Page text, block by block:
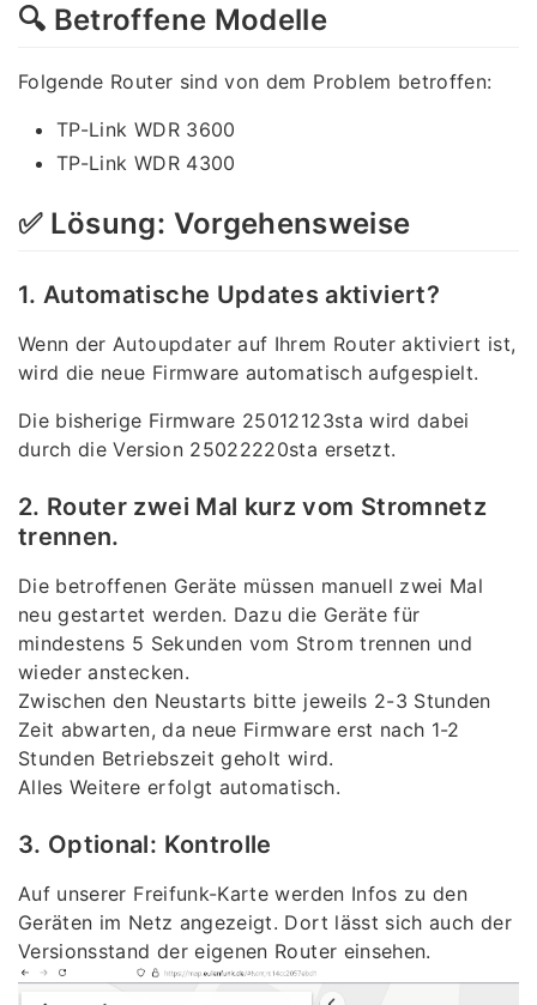
🔍 Betroffene Modelle
Folgende Router sind von dem Problem betroffen:
TP-Link WDR 3600
TP-Link WDR 4300
✅ Lösung: Vorgehensweise
1. Automatische Updates aktiviert?
Wenn der Autoupdater auf Ihrem Router aktiviert ist,
wird die neue Firmware automatisch aufgespielt.
Die bisherige Firmware 25012123sta wird dabei
durch die Version 25022220sta ersetzt.
2. Router zwei Mal kurz vom Stromnetz
trennen.
Die betroffenen Geräte müssen manuell zwei Mal
neu gestartet werden. Dazu die Geräte für
mindestens 5 Sekunden vom Strom trennen und
wieder anstecken.
Zwischen den Neustarts bitte jeweils 2-3 Stunden
Zeit abwarten, da neue Firmware erst nach 1-2
Stunden Betriebszeit geholt wird.
Alles Weitere erfolgt automatisch.
3. Optional: Kontrolle
Auf unserer Freifunk-Karte werden Infos zu den
Geräten im Netz angezeigt. Dort lässt sich auch der
Versionsstand der eigenen Router einsehen.